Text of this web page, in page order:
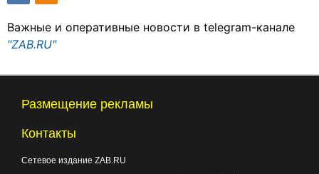
Важные и оперативные новости в telegram-канале
"ZAB.RU"
Размещение рекламы
Контакты
Сетевое издание ZAB.RU